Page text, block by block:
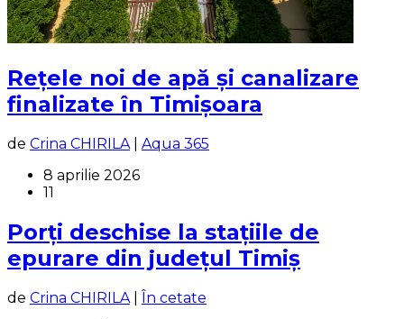
Rețele noi de apă și canalizare
finalizate în Timișoara
de Crina CHIRILA| Aqua 365
8 aprilie 2026
11
Porți deschise la stațiile de
epurare din județul Timiș
de Crina CHIRILA| În cetate